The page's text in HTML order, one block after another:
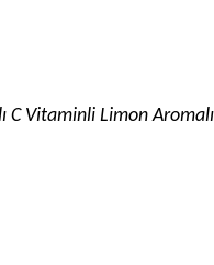
C Vitaminli Limon